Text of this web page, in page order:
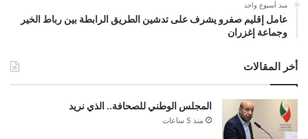
منذ أسبوع واحد
عامل إقليم صفرو يشرف على تدشين الطريق الرابطة بين رباط الخير
وجماعة إغزران
أخر المقالات
المجلس الوطني للصحافة.. الذي نريد
منذ 5 ساعات